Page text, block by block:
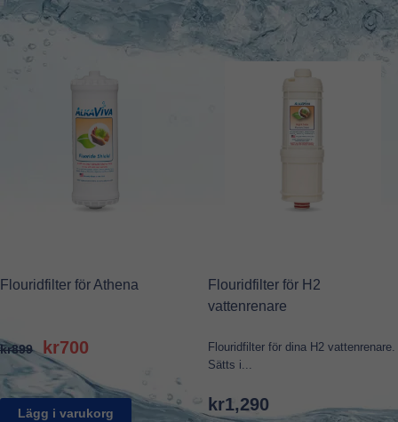
Flouridfilter för Athena
kr899
Original
price
was:
kr899.
kr700
is:
kr700.
Lägg i varukorg
Flouridfilter för H2
vattenrenare
Flouridfilter för dina H2 vattenrenare.
Sätts i...
kr1,290